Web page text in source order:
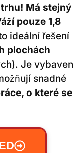
Má stejný
pouze 1,8
ideální řešení
plochách
Je vybaven
snadné
o které se